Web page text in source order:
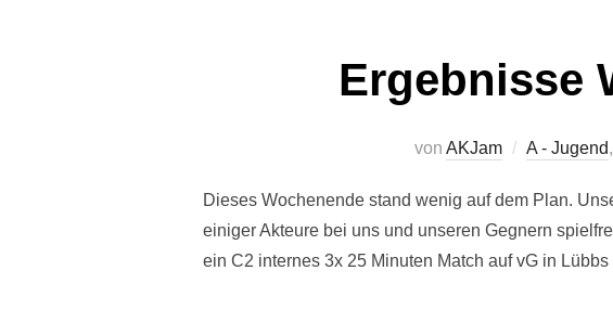
Ergebnisse
von AKJam A - Jugend,
Dieses Wochenende stand wenig auf dem Plan.
einiger Akteure bei uns und unseren Gegnern
ein C2 internes 3x 25 Minuten Match auf vG in